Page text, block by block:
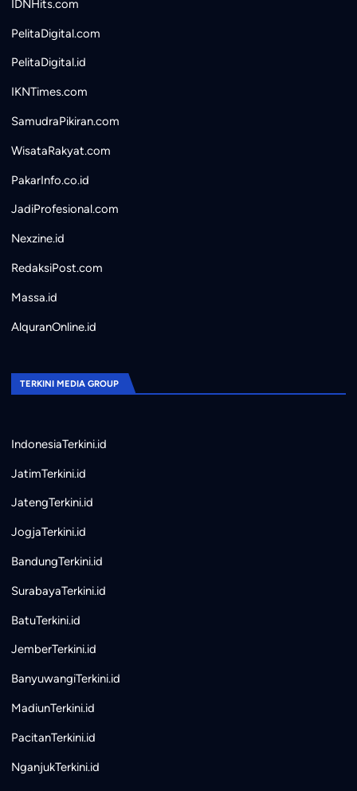
IDNHits.com
PelitaDigital.com
PelitaDigital.id
IKNTimes.com
SamudraPikiran.com
WisataRakyat.com
PakarInfo.co.id
JadiProfesional.com
Nexzine.id
RedaksiPost.com
Massa.id
AlquranOnline.id
TERKINI MEDIA GROUP
IndonesiaTerkini.id
JatimTerkini.id
JatengTerkini.id
JogjaTerkini.id
BandungTerkini.id
SurabayaTerkini.id
BatuTerkini.id
JemberTerkini.id
BanyuwangiTerkini.id
MadiunTerkini.id
PacitanTerkini.id
NganjukTerkini.id